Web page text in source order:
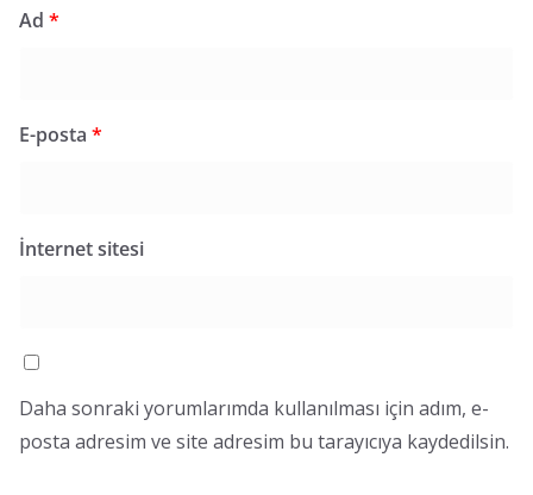
Ad *
E-posta *
İnternet sitesi
Daha sonraki yorumlarımda kullanılması için adım, e-
posta adresim ve site adresim bu tarayıcıya kaydedilsin.